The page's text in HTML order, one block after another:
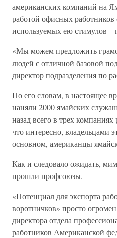
американских компаний на
работой офисных
используемых ею стимулов
«Мы можем предложить
людей с отличной базовой
директор подразделения по
По его словам, в настоящее
наняли 2000 ямайских
назад всего в трех
что интересно, владельцами
основном, американцы
Как и следовало ожидать,
прошли профсоюзы.
«Потенциал для экспорта
воротничков» просто
директора отдела
работников Американской